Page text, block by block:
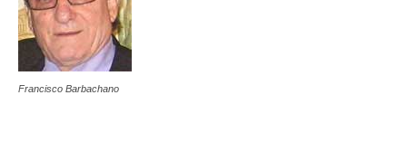
Francisco Barbachano